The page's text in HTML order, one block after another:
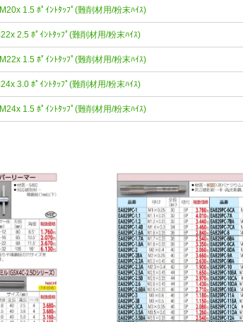
1.5 ﾎﾟｲﾝﾄﾀｯﾌﾟ(難削材用/粉末ﾊｲｽ)
2.5 ﾎﾟｲﾝﾄﾀｯﾌﾟ(難削材用/粉末ﾊｲｽ)
1.5 ﾎﾟｲﾝﾄﾀｯﾌﾟ(難削材用/粉末ﾊｲｽ)
3.0 ﾎﾟｲﾝﾄﾀｯﾌﾟ(難削材用/粉末ﾊｲｽ)
1.5 ﾎﾟｲﾝﾄﾀｯﾌﾟ(難削材用/粉末ﾊｲｽ)